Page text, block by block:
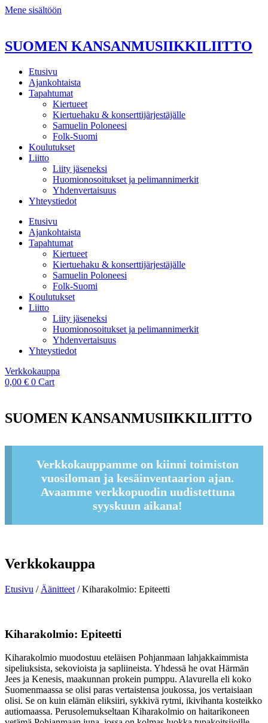
Mene sisältöön
SUOMEN KANSANMUSIIKKILIITTO
Etusivu
Ajankohtaista
Tapahtumat
Kiertueet
Kiertuehaku & konserttijärjestäjälle
Samuelin Poloneesi
Folk-Suomi
Koulutukset
Liitto
Liity jäseneksi
Huomionosoitukset ja pelimannimerkit
Yhdenvertaisuus
Yhteystiedot
Etusivu
Ajankohtaista
Tapahtumat
Kiertueet
Kiertuehaku & konserttijärjestäjälle
Samuelin Poloneesi
Folk-Suomi
Koulutukset
Liitto
Liity jäseneksi
Huomionosoitukset ja pelimannimerkit
Yhdenvertaisuus
Yhteystiedot
Verkkokauppa
0,00 € 0 Cart
SUOMEN KANSANMUSIIKKILIITTO
Verkkokauppamme on kiinni toimiston
vuosiloman ja kesäinventaarion ajan.
Avaamme verkkopuodin uudistettuna
syyskuun aikana!
Verkkokauppa
Etusivu / Äänitteet / Kiharakolmio: Epiteetti
Kiharakolmio: Epiteetti
Kiharakolmio muodostuu eteläisen Pohjanmaan lahjakkaimmista
sipeliuksista, sekovioista ja sapliineista. Yhdessä he ovat Härmän
Jees ja Kenesis, maakunnan prokein pumppu. Alavurella eli koko
Suomenmaassa se olisi paras vertaistensa joukossa, jos vertaisiaan
olisi. Se on kuin elämän eliksiiri, sykkivä rytmi, ikivihanta kosteikko
autiomaassa. Perusolemukseltaan Kiharakolmio on haitarikoneen